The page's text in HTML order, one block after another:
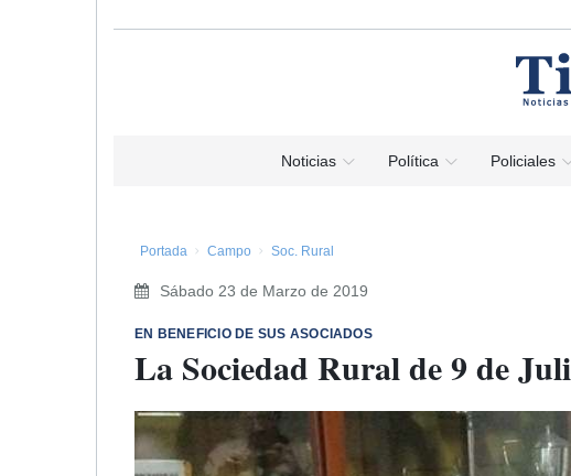
Noticias Política Policiales
Portada Campo Soc. Rural
Sábado 23 de Marzo de 2019
EN BENEFICIO DE SUS ASOCIADOS
La Sociedad Rural de 9 de